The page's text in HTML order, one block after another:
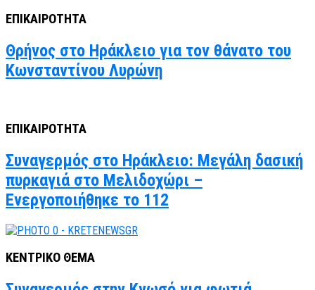
ΕΠΙΚΑΙΡΟΤΗΤΑ
Θρήνος στο Ηράκλειο για τον θάνατο του
Κωνσταντίνου Λυρώνη
ΕΠΙΚΑΙΡΟΤΗΤΑ
Συναγερμός στο Ηράκλειο: Μεγάλη δασική
πυρκαγιά στο Μελιδοχώρι –
Ενεργοποιήθηκε το 112
ΚΕΝΤΡΙΚΟ ΘΕΜΑ